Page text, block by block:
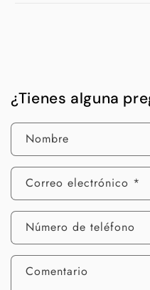
¿Tienes alguna
Nombre
Correo electrónico *
Número de teléfono
Comentario